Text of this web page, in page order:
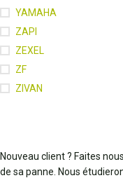
YAMAHA
ZAPI
ZEXEL
ZF
ZIVAN
Nouveau client ? Faites
de sa panne. Nous